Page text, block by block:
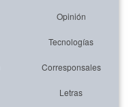
Opinión
Tecnologías
Corresponsales
Letras